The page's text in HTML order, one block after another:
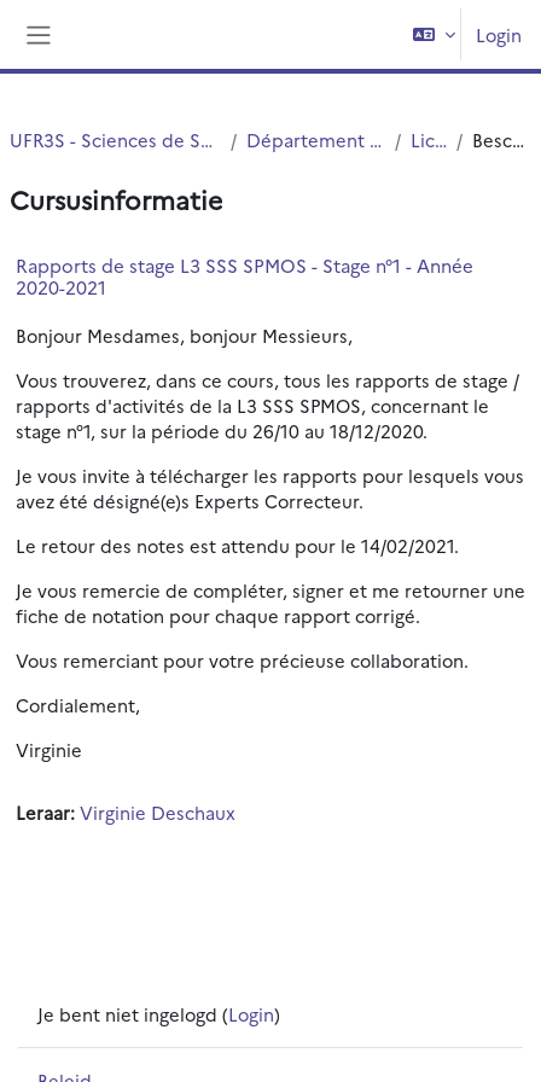
Login
UFR3S - Sciences de Santé et du Sport Département UFR3S - ILIS Licence Beschrijving
Cursusinformatie
Rapports de stage L3 SSS SPMOS - Stage n°1 - Année
2020-2021
Bonjour Mesdames, bonjour Messieurs,
Vous trouverez, dans ce cours, tous les rapports de stage /
rapports d'activités de la L3 SSS SPMOS, concernant le
stage n°1, sur la période du 26/10 au 18/12/2020.
Je vous invite à télécharger les rapports pour lesquels vous
avez été désigné(e)s Experts Correcteur.
Le retour des notes est attendu pour le 14/02/2021.
Je vous remercie de compléter, signer et me retourner une
fiche de notation pour chaque rapport corrigé.
Vous remerciant pour votre précieuse collaboration.
Cordialement,
Virginie
Leraar:Virginie Deschaux
Je bent niet ingelogd (Login)